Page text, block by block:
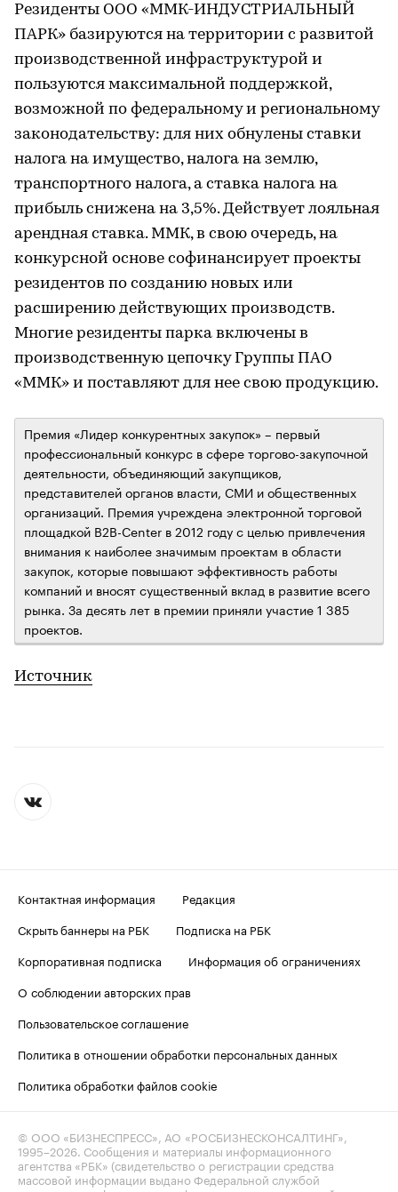
Резиденты ООО «ММК-ИНДУСТРИАЛЬНЫЙ
ПАРК» базируются на территории с развитой
производственной инфраструктурой и
пользуются максимальной поддержкой,
возможной по федеральному и региональному
законодательству: для них обнулены ставки
налога на имущество, налога на землю,
транспортного налога, а ставка налога на
прибыль снижена на 3,5%. Действует лояльная
арендная ставка. ММК, в свою очередь, на
конкурсной основе софинансирует проекты
резидентов по созданию новых или
расширению действующих производств.
Многие резиденты парка включены в
производственную цепочку Группы ПАО
«ММК» и поставляют для нее свою продукцию.
Премия «Лидер конкурентных закупок» – первый
профессиональный конкурс в сфере торгово-закупочной
деятельности, объединяющий закупщиков,
представителей органов власти, СМИ и общественных
организаций. Премия учреждена электронной торговой
площадкой B2B-Center в 2012 году с целью привлечения
внимания к наиболее значимым проектам в области
закупок, которые повышают эффективность работы
компаний и вносят существенный вклад в развитие всего
рынка. За десять лет в премии приняли участие 1 385
проектов.
Источник
Контактная информация
Редакция
Скрыть баннеры на РБК
Подписка на РБК
Корпоративная подписка
Информация об ограничениях
О соблюдении авторских прав
Пользовательское соглашение
Политика в отношении обработки персональных данных
Политика обработки файлов cookie
© ООО «БИЗНЕСПРЕСС», АО «РОСБИЗНЕСКОНСАЛТИНГ»,
1995–2026 . Сообщения и материалы информационного
агентства «РБК» (свидетельство о регистрации средства
массовой информации выдано Федеральной службой